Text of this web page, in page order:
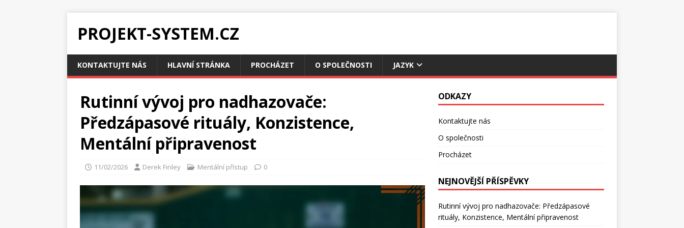
PROJEKT-SYSTEM.CZ
KONTAKTUJTE NÁS HLAVNÍ STRÁNKA PROCHÁZET O SPOLEČNOSTI JAZYK
Rutinní vývoj pro nadhazovače:
Předzápasové rituály, Konzistence,
Mentální připravenost
11/02/2026 Derek Finley Mentální přístup 0
ODKAZY
Kontaktujte nás
O společnosti
Procházet
NEJNOVĚJŠÍ PŘÍSPĚVKY
Rutinní vývoj pro nadhazovače: Předzápasové
rituály, Konzistence, Mentální připravenost